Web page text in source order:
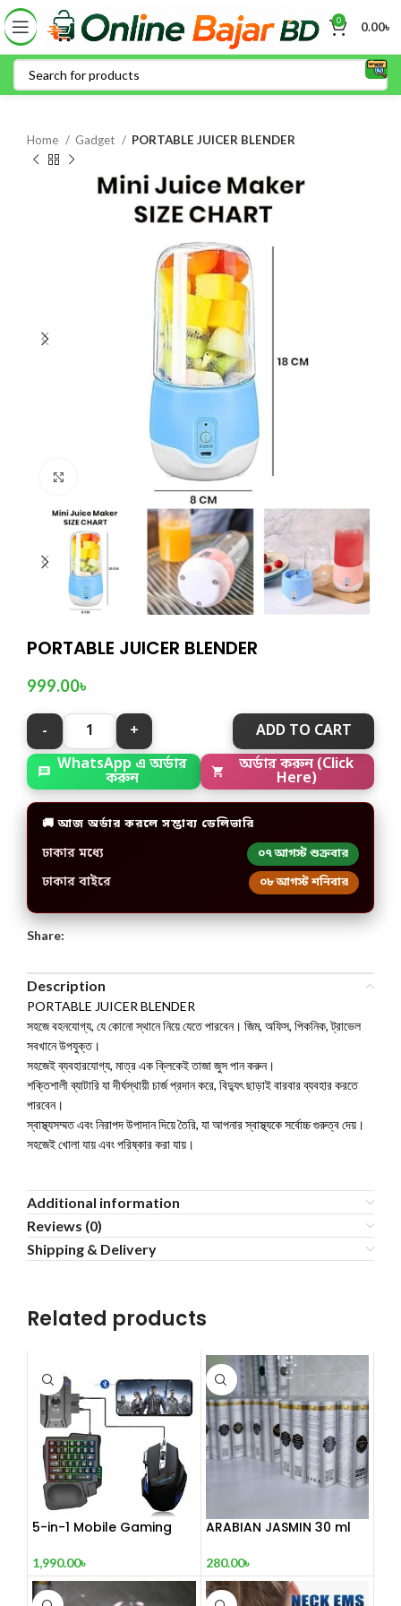
0 0.00৳
Home Gadget PORTABLE JUICER BLENDER
PORTABLE JUICER BLENDER
999.00৳
ADD TO CART
WhatsApp এ অর্ডার
করুন
অর্ডার করুন (Click
Here)
🚚 আজ অর্ডার করলে সম্ভাব্য ডেলিভারি
ঢাকার মধ্যে ০৭ আগস্ট শুক্রবার
ঢাকার বাইরে ০৮ আগস্ট শনিবার
Share:
Description
PORTABLE JUICER BLENDER
সহজে বহনযোগ্য, যে কোনো স্থানে নিয়ে যেতে পারবেন। জিম, অফিস, পিকনিক, ট্রাভেল
সবখানে উপযুক্ত।
সহজেই ব্যবহারযোগ্য, মাত্র এক ক্লিকেই তাজা জুস পান করুন।
শক্তিশালী ব্যাটারি যা দীর্ঘস্থায়ী চার্জ প্রদান করে, বিদ্যুৎ ছাড়াই বারবার ব্যবহার করতে
পারবেন।
স্বাস্থ্যসম্মত এবং নিরাপদ উপাদান দিয়ে তৈরি, যা আপনার স্বাস্থ্যকে সর্বোচ্চ গুরুত্ব দেয়।
সহজেই খোলা যায় এবং পরিষ্কার করা যায়।
Additional information
Reviews (0)
Shipping & Delivery
Related products
5-in-1 Mobile Gaming
1,990.00৳
ARABIAN JASMIN 30 ml
280.00৳